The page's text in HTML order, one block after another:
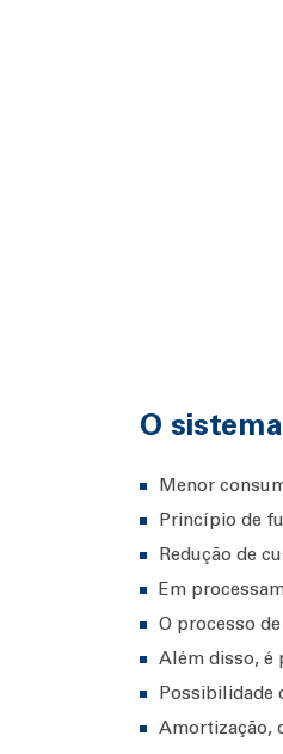
O
Menor
Princípio de
Redução de
Em
O processo
Além disso, é
Possibilidade
Amortização,